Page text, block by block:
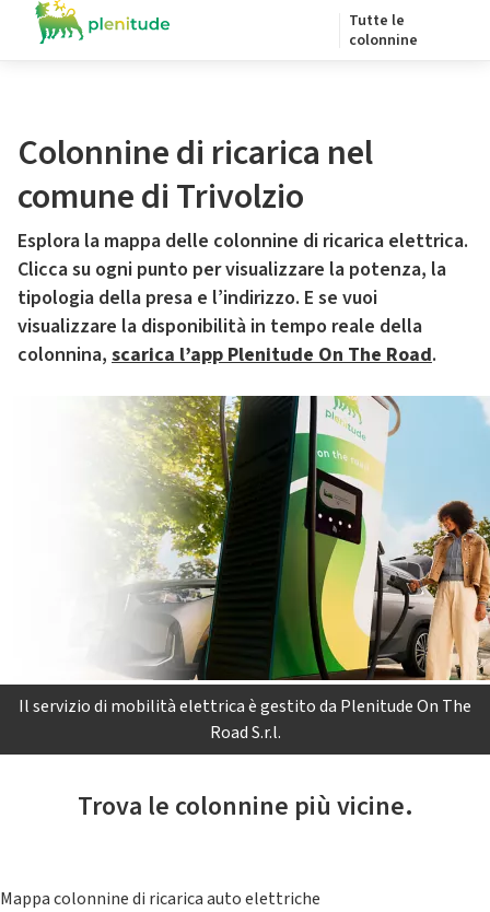
Tutte le
colonnine
Colonnine di ricarica nel
comune di Trivolzio
Esplora la mappa delle colonnine di ricarica elettrica.
Clicca su ogni punto per visualizzare la potenza, la
tipologia della presa e l’indirizzo. E se vuoi
visualizzare la disponibilità in tempo reale della
colonnina, scarica l’app Plenitude On The Road.
Il servizio di mobilità elettrica è gestito da Plenitude On The
Road S.r.l.
Trova le colonnine più vicine.
Mappa colonnine di ricarica auto elettriche